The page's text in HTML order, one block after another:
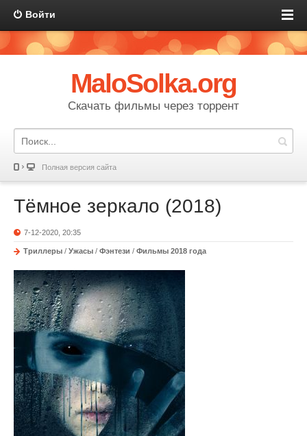
Войти
MaloSolka.org
Скачать фильмы через торрент
Полная версия сайта
Тёмное зеркало (2018)
7-12-2020, 20:35
Триллеры / Ужасы / Фэнтези / Фильмы 2018 года